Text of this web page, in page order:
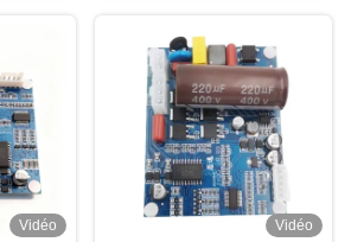
Vidéo
Vidéo